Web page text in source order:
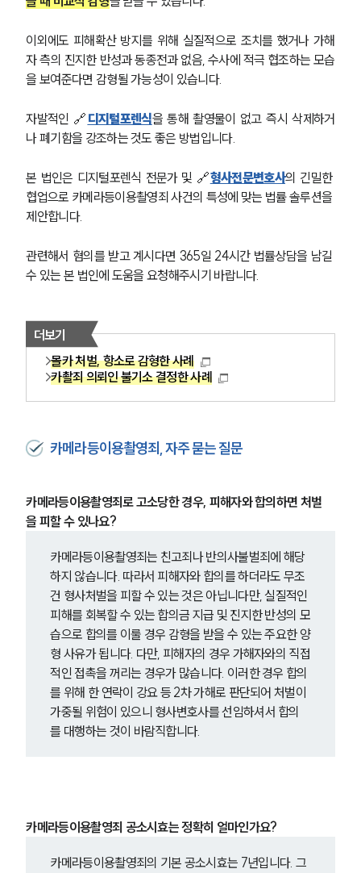
통합검색
AI대륜
형사 주요 업무사례
사례분석/최신동향
형사 법률정보
법률지식인
형사소송·상담후기
업무분야
형사그룹 업무
구성원 소개
형사전문변호사
소식/자료
공지사항
법률 블로그
세미나
대륜법률상담예약
대륜법률상담예약
이외에도 피해확산 방지를 위해 실질적으로 조치를 했거나 가해
자 측의 진지한 반성과 동종전과 없음, 수사에 적극 협조하는 모습
을 보여준다면 감형될 가능성이 있습니다.
자발적인 🔗 디지털포렌식을 통해 촬영물이 없고 즉시 삭제하거
나 폐기함을 강조하는 것도 좋은 방법입니다.
본 법인은 디지털포렌식 전문가 및 🔗형사전문변호사의 긴밀한
협업으로 카메라등이용촬영죄 사건의 특성에 맞는 법률 솔루션을
제안합니다.
관련해서 혐의를 받고 계시다면 365일 24시간 법률상담을 남길
수 있는 본 법인에 도움을 요청해주시기 바랍니다.
더보기
몰카 처벌, 항소로 감형한 사례
카촬죄 의뢰인 불기소 결정한 사례
카메라등이용촬영죄, 자주 묻는 질문
카메라등이용촬영죄로 고소당한 경우, 피해자와 합의하면 처벌
을 피할 수 있나요?
카메라등이용촬영죄는 친고죄나 반의사불벌죄에 해당
하지 않습니다. 따라서 피해자와 합의를 하더라도 무조
건 형사처벌을 피할 수 있는 것은 아닙니다만, 실질적인
피해를 회복할 수 있는 합의금 지급 및 진지한 반성의 모
습으로 합의를 이룰 경우 감형을 받을 수 있는 주요한 양
형 사유가 됩니다. 다만, 피해자의 경우 가해자와의 직접
적인 접촉을 꺼리는 경우가 많습니다. 이러한 경우 합의
를 위해 한 연락이 강요 등 2차 가해로 판단되어 처벌이
가중될 위험이 있으니 형사변호사를 선임하셔서 합의
를 대행하는 것이 바람직합니다.
카메라등이용촬영죄 공소시효는 정확히 얼마인가요?
카메라등이용촬영죄의 기본 공소시효는 7년입니다. 그